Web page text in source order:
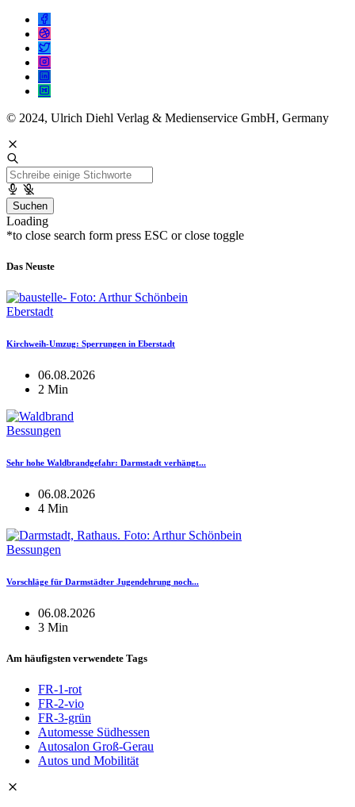
© 2024, Ulrich Diehl Verlag & Medienservice GmbH, Germany
Suchen
Loading
*to close search form press ESC or close toggle
Das Neuste
Eberstadt
Kirchweih-Umzug: Sperrungen in Eberstadt
06.08.2026
2 Min
Bessungen
Sehr hohe Waldbrandgefahr: Darmstadt verhängt...
06.08.2026
4 Min
Bessungen
Vorschläge für Darmstädter Jugendehrung noch...
06.08.2026
3 Min
Am häufigsten verwendete Tags
FR-1-rot
FR-2-vio
FR-3-grün
Automesse Südhessen
Autosalon Groß-Gerau
Autos und Mobilität